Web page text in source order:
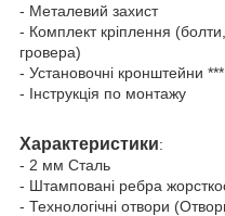
- Металевий захист
- Комплект кріплення (болти,
гровера)
- Установочні кронштейни
- Інструкція по монтажу
Характеристики:
- 2 мм Сталь
- Штамповані ребра
- Технологічні отвори